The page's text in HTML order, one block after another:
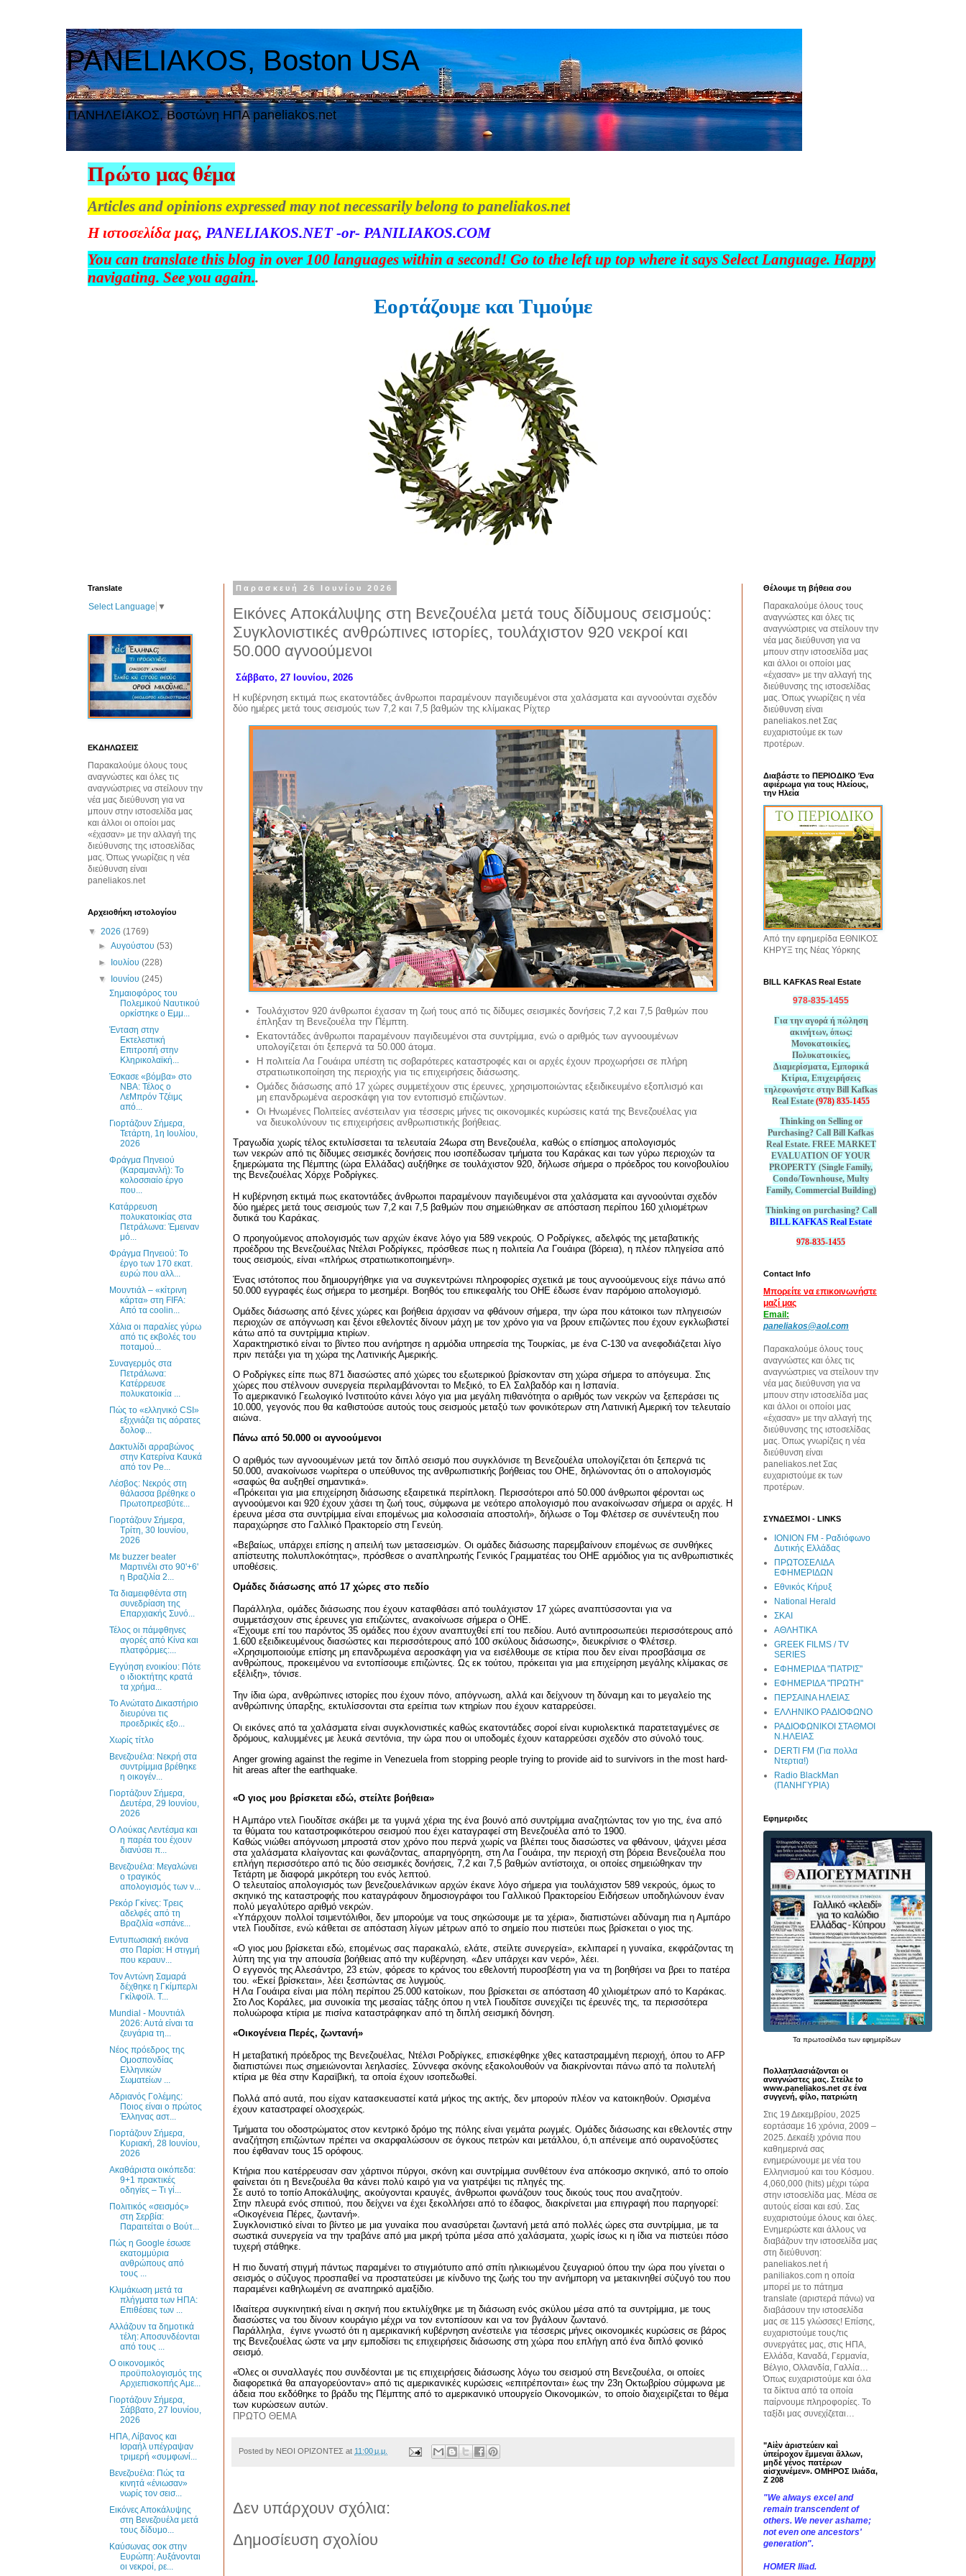
PANELIAKOS, Boston USA
ΠAΝΗΛΕΙΑΚΟΣ, Βοστώνη ΗΠΑ paneliakos.net
Πρώτο μας θέμα
Articles and opinions expressed may not necessarily belong to paneliakos.net
Η ιστοσελίδα μας, PANELIAKOS.NET -or- PANILIAKOS.COM
You can translate this blog in over 100 languages within a second! Go to the left up top where it says Select Language. Happy
navigating. See you again..
Εορτάζουμε και Tιμούμε
Παρασκευή 26 Ιουνίου 2026
Εικόνες Αποκάλυψης στη Βενεζουέλα μετά τους δίδυμους σεισμούς:
Συγκλονιστικές ανθρώπινες ιστορίες, τουλάχιστον 920 νεκροί και
50.000 αγνοούμενοι
Σάββατο, 27 Ιουνίου, 2026
Η κυβέρνηση εκτιμά πως εκατοντάδες άνθρωποι παραμένουν παγιδευμένοι στα χαλάσματα και αγνοούνται σχεδόν
δύο ημέρες μετά τους σεισμούς των 7,2 και 7,5 βαθμών της κλίμακας Ρίχτερ
Τουλάχιστον 920 άνθρωποι έχασαν τη ζωή τους από τις δίδυμες σεισμικές δονήσεις 7,2 και 7,5 βαθμών που
έπληξαν τη Βενεζουέλα την Πέμπτη.
Εκατοντάδες άνθρωποι παραμένουν παγιδευμένοι στα συντρίμμια, ενώ ο αριθμός των αγνοουμένων
υπολογίζεται ότι ξεπερνά τα 50.000 άτομα.
Η πολιτεία Λα Γουάιρα υπέστη τις σοβαρότερες καταστροφές και οι αρχές έχουν προχωρήσει σε πλήρη
στρατιωτικοποίηση της περιοχής για τις επιχειρήσεις διάσωσης.
Ομάδες διάσωσης από 17 χώρες συμμετέχουν στις έρευνες, χρησιμοποιώντας εξειδικευμένο εξοπλισμό και
μη επανδρωμένα αεροσκάφη για τον εντοπισμό επιζώντων.
Οι Ηνωμένες Πολιτείες ανέστειλαν για τέσσερις μήνες τις οικονομικές κυρώσεις κατά της Βενεζουέλας για
να διευκολύνουν τις επιχειρήσεις ανθρωπιστικής βοήθειας.
Τραγωδία χωρίς τέλος εκτυλίσσεται τα τελευταία 24ωρα στη Βενεζουέλα, καθώς ο επίσημος απολογισμός
των νεκρών από τις δίδυμες σεισμικές δονήσεις που ισοπέδωσαν τμήματα του Καράκας και των γύρω περιοχών τα
ξημερώματα της Πέμπτης (ώρα Ελλάδας) αυξήθηκε σε τουλάχιστον 920, δήλωσε σήμερα ο πρόεδρος του κοινοβουλίου
της Βενεζουέλας Χόρχε Ροδρίγκες.
Η κυβέρνηση εκτιμά πως εκατοντάδες άνθρωποι παραμένουν παγιδευμένοι στα χαλάσματα και αγνοούνται σχεδόν
δύο ημέρες μετά τους σεισμούς των 7,2 και 7,5 βαθμών που σημειώθηκαν σε απόσταση περίπου 160 χιλιομέτρων
δυτικά του Καράκας.
O προηγούμενος απολογισμός των αρχών έκανε λόγο για 589 νεκρούς. Ο Ροδρίγκες, αδελφός της μεταβατικής
προέδρου της Βενεζουέλας Ντέλσι Ροδρίγκες, πρόσθεσε πως η πολιτεία Λα Γουάιρα (βόρεια), η πλέον πληγείσα από
τους σεισμούς, είναι «πλήρως στρατιωτικοποιημένη».
Ένας ιστότοπος που δημιουργήθηκε για να συγκεντρώνει πληροφορίες σχετικά με τους αγνοούμενους είχε πάνω από
50.000 εγγραφές έως σήμερα το μεσημέρι. Βοηθός του επικεφαλής του ΟΗΕ έδωσε έναν παρόμοιο απολογισμό.
Ομάδες διάσωσης από ξένες χώρες και βοήθεια άρχισαν να φθάνουν σήμερα, την ώρα που κάτοικοι των πληγεισών
περιοχών σε απόγνωση και ξένοι εθελοντές δίνουν μάχη με τον χρόνο για να βρουν επιζώντες που έχουν εγκλωβιστεί
κάτω από τα συντρίμμια κτιρίων.
Χαρακτηριστικό είναι το βίντεο που ανήρτησε η αρμόδια υπηρεσία της Τουρκίας, με ένα C-130 να ανεφοδιάζεται λίγο
πριν πετάξει για τη χώρα της Λατινικής Αμερικής.
Ο Ροδρίγκες είπε πως 871 διασώστες από χώρες του εξωτερικού βρίσκονταν στη χώρα σήμερα το απόγευμα. Στις
χώρες που στέλνουν συνεργεία περιλαμβάνονται το Μεξικό, το Ελ Σαλβαδόρ και η Ισπανία.
Το αμερικανικό Γεωλογικό Ινστιτούτο κάνει λόγο για μια μεγάλη πιθανότητα ο αριθμός των νεκρών να ξεπεράσει τις
10.000, γεγονός που θα καθιστούσε αυτούς τους σεισμούς μεταξύ των φονικότερων στη Λατινική Αμερική τον τελευταίο
αιώνα.
Πάνω από 50.000 οι αγνοούμενοι
Ο αριθμός των αγνοουμένων μετά τον διπλό σεισμό που συγκλόνισε τη Βενεζουέλα υπολογίζεται ότι ξεπερνά τις
50.000, ανακοίνωσε νωρίτερα ο υπεύθυνος της ανθρωπιστικής βοήθειας του ΟΗΕ, δηλώνοντας ότι ο απολογισμός
«σαφώς θα αυξηθεί σημαντικά».
«Πρόκειται για μια επιχείρηση διάσωσης εξαιρετικά περίπλοκη. Περισσότεροι από 50.000 άνθρωποι φέρονται ως
αγνοούμενοι και 920 έχουν χάσει τη ζωή τους, σύμφωνα με νεότερο απολογισμό που ανακοίνωσαν σήμερα οι αρχές. Η
έρευνα μέσα στα συντρίμμια είναι επομένως μια κολοσσιαία αποστολή», δήλωσε ο Τομ Φλέτσερ σε συνέντευξη που
παραχώρησε στο Γαλλικό Πρακτορείο στη Γενεύη.
«Βεβαίως, υπάρχει επίσης η απειλή των μετασεισμών. Οι ομάδες διάσωσης παρεμβαίνουν επομένως σε συνθήκες
απίστευτης πολυπλοκότητας», πρόσθεσε ο αναπληρωτής Γενικός Γραμματέας του ΟΗΕ αρμόδιος για τις ανθρωπιστικές
υποθέσεις.
Ομάδες διάσωσης από 17 χώρες στο πεδίο
Παράλληλα, ομάδες διάσωσης που έχουν καταφθάσει από τουλάχιστον 17 χώρες αναπτύσσονται για να
συμμετάσχουν στις έρευνες για επιζώντες, ανακοίνωσε σήμερα ο ΟΗΕ.
«Έχουμε επί του παρόντος 35 ομάδες που έχουν αναπτυχθεί επί του πεδίου. Αυτό αντιπροσωπεύει περισσότερους από
1.600 εξειδικευμένους διασώστες και περισσότερους από 100 σκύλους διάσωσης», διευκρίνισε ο Φλέτσερ.
«Χρησιμοποιούμε επίσης μη επανδρωμένα αεροσκάφη για να εισέλθουμε σε κτίρια που δεν είναι προσβάσιμα σε
ανθρώπους, προκειμένου να εντοπίσουμε επιζώντες. Ως εκ τούτου, πρόκειται για μια επιχείρηση μεγάλης κλίμακας σε
εξέλιξη», τόνισε.
Την ίδια ώρα, ανθρώπινες ιστορίες που έχουν πόνο, απόγνωση, αλλά και δείχνουν τη δύναμη και το μεγαλείο της
ανθρώπινης ύπαρξης, εκτυλίσσονται στα ερείπια των κτηρίων που έχουν καταρρεύσει.
Οι εικόνες από τα χαλάσματα είναι συγκλονιστικές καθώς εκατοντάδες σοροί είναι κυριολεκτικά παρατεταγμένες σε
δρόμους, καλυμμένες με λευκά σεντόνια, την ώρα που οι υποδομές έχουν καταρρεύσει σχεδόν στο σύνολό τους.
Anger growing against the regime in Venezuela from stopping people trying to provide aid to survivors in the most hard-
hit areas after the earthquake.
«Ο γιος μου βρίσκεται εδώ, στείλτε βοήθεια»
Η Αμπάρο ντελ Γιουδίτσε σκάβει με τα γυμνά χέρια της ένα βουνό από συντρίμμια αναζητώντας τον γιο της, ένα από
τα θύματα του καταστροφικότερου σεισμού που έχει καταγραφεί στη Βενεζουέλα από το 1900.
Καθώς νιώθει απόγνωση μπροστά στον χρόνο που περνά χωρίς να βλέπει τους διασώστες να φθάνουν, ψάχνει μέσα
στα χαλάσματα κλαίγοντας και φωνάζοντας, απαρηγόρητη, στη Λα Γουάιρα, την περιοχή στη βόρεια Βενεζουέλα που
επλήγη περισσότερο από τις δύο σεισμικές δονήσεις, 7,2 και 7,5 βαθμών αντίστοιχα, οι οποίες σημειώθηκαν την
Τετάρτη με διαφορά μικρότερη του ενός λεπτού.
Ο τελευταίος απολογισμός των βενεζουελάνικων αρχών έκανε λόγο σήμερα για τουλάχιστον 589 νεκρούς, όμως το
σκηνικό της καταστροφής που καταγράφουν δημοσιογράφοι του Γαλλικού Πρακτορείου Ειδήσεων υποδηλώνουν έναν
πολύ μεγαλύτερο αριθμό νεκρών.
«Υπάρχουν πολλoί τσιμεντόλιθοι, δεν μπορούμε να τους σηκώσουμε με τα χέρια», διαπιστώνει αδύναμη πια η Αμπάρο
ντελ Γιουδίτσε, ενώ κάθεται σε απόσταση λίγων μέτρων από το σημείο που πιστεύει πως βρίσκεται ο γιος της.
«Ο γιος μου βρίσκεται εδώ, επομένως σας παρακαλώ, ελάτε, στείλτε συνεργεία», εκλιπαρεί η γυναίκα, εκφράζοντας τη
λύπη της για την απουσία βοήθειας από την κυβέρνηση. «Δεν υπάρχει καν νερό», λέει.
Ο εγγονός της Αλεσάντρο, 23 ετών, φόρεσε το κράνος του εθελοντή πυροσβέστη για να τη βοηθήσει να βρει το πατέρα
του. «Εκεί βρίσκεται», λέει ξεσπώντας σε λυγμούς.
Η Λα Γουάιρα είναι μια πόλη περίπου 25.000 κατοίκων, που βρίσκεται σε απόσταση 40 χιλιομέτρων από το Καράκας.
Στο Λος Κοράλες, μια συνοικία της μεσαίας τάξης όπου η ντελ Γιουδίτσε συνεχίζει τις έρευνές της, τα περισσότερα
πολυώροφα κτίρια με πισίνα καταστράφηκαν από τη διπλή σεισμική δόνηση.
«Οικογένεια Περές, ζωντανή»
Η μεταβατική πρόεδρος της Βενεζουέλας, Ντέλσι Ροδρίγκες, επισκέφθηκε χθες καταστραμμένη περιοχή, όπου το AFP
διαπιστώνει πως σημειώνονται λεηλασίες. Σύννεφα σκόνης εξακολουθούν να διακρίνονται πάνω από τα πολυτελή
κτίρια με θέα στην Καραϊβική, τα οποία έχουν ισοπεδωθεί.
Πολλά από αυτά, που είχαν κατασκευαστεί κατά μήκος της ακτής, δεν μπορούν πλέον να κατοικηθούν. Ορισμένα
έχουν καταστραφεί ολοσχερώς.
Τμήματα του οδοστρώματος στον κεντρικό δρόμο της πόλης είναι γεμάτα ρωγμές. Ομάδες διάσωσης και εθελοντές στην
αναζήτηση επιζώντων πρέπει να σκαρφαλώσουν σε όγκους πετρών και μετάλλου, ό,τι απένειμε από ουρανοξύστες
που έφθαναν τους 15 ορόφους.
Κτήρια που κατέρρευσαν σαν χάρτινοι πύργοι, σκόνη και συντρίμμια συνθέτουν ένα απόκοσμο σκηνικό, από το οποίο
φαίνεται ότι η Βενεζουέλα θα κάνει πολύ καιρό για να γιατρέψει τις πληγές της.
Σε αυτό το τοπίο Αποκάλυψης, ακούγονται κραυγές, άνθρωποι φωνάζουν τους δικούς τους που αναζητούν.
Στην πλευρά ενός σπιτιού, που δείχνει να έχει ξεκολλήσει από το έδαφος, διακρίνεται μια επιγραφή που παρηγορεί:
«Οικογένεια Πέρες, ζωντανή».
Συγκλονιστικό είναι το βίντεο με μια γυναίκα που ανασύρεται ζωντανή μετά από πολλές ώρες στα συντρίμμια, με τα
σωστικά συνεργεία να την τραβάνε από μια μικρή τρύπα μέσα από χαλάσματα, χωρίς ίσως κι η ίδια να πιστεύει πόσο
τυχερή στάθηκε.
Η πιο δυνατή στιγμή πάντως παραμένει το στιγμιότυπο από σπίτι ηλικιωμένου ζευγαριού όπου την ώρα που γίνεται ο
σεισμός ο σύζυγος προσπαθεί να προστατεύσει με κίνδυνο της ζωής του την ανήμπορη να μετακινηθεί σύζυγό του που
παραμένει καθηλωμένη σε αναπηρικό αμαξίδιο.
Ιδιαίτερα συγκινητική είναι η σκηνή που εκτυλίχθηκε με τη διάσωση ενός σκύλου μέσα από τα συντρίμμια, με τους
διασώστες να του δίνουν κουράγιο μέχρι να τον εντοπίσουν και να τον βγάλουν ζωντανό.
Παράλληλα,
έγινε γνωστό ότι η αμερικανική κυβέρνηση ανέστειλε για τέσσερις μήνες οικονομικές κυρώσεις σε βάρος
της Βενεζουέλας ώστε να μην εμποδίσει τις επιχειρήσεις διάσωσης στη χώρα που επλήγη από ένα διπλό φονικό
σεισμό.
«Όλες οι συναλλαγές που συνδέονται με τις επιχειρήσεις διάσωσης λόγω του σεισμού στη Βενεζουέλα, οι οποίες
διαφορετικά θα απαγορεύονταν» από τις αμερικανικές κυρώσεις «επιτρέπονται» έως την 23η Οκτωβρίου σύμφωνα με
άδεια που εκδόθηκε το βράδυ της Πέμπτης από το αμερικανικό υπουργείο Οικονομικών, το οποίο διαχειρίζεται το θέμα
των κυρώσεων αυτών.
ΠΡΩΤΟ ΘΕΜΑ
Posted by ΝΕΟΙ ΟΡΙΖΟΝΤΕΣ at 11:00 μ.μ.
Δεν υπάρχουν σχόλια:
Δημοσίευση σχολίου
Translate
Select Language ▼
ΕΚΔΗΛΩΣΕΙΣ
Παρακαλούμε όλους τους
αναγνώστες και όλες τις
αναγνώστριες να στείλουν την
νέα μας διεύθυνση για να
μπουν στην ιστοσελίδα μας
και άλλοι οι οποίοι μας
«έχασαν» με την αλλαγή της
διεύθυνσης της ιστοσελίδας
μας. Όπως γνωρίζεις η νέα
διεύθυνση είναι
paneliakos.net
Αρχειοθήκη ιστολογίου
▼ 2026 (1769)
►Αυγούστου(53)
► Ιουλίου(228)
▼ Ιουνίου(245)
Σημαιοφόρος του
Πολεμικού Ναυτικού
ορκίστηκε ο Εμμ...
Ένταση στην
Εκτελεστική
Επιτροπή στην
Κληρικολαϊκή...
Έσκασε «βόμβα» στο
NBA: Τέλος ο
ΛεΜπρόν Τζέιμς
από...
Γιορτάζουν Σήμερα,
Τετάρτη, 1η Ιουλίου,
2026
Φράγμα Πηνειού
(Καραμανλή): Το
κολοσσιαίο έργο
που...
Κατάρρευση
πολυκατοικίας στα
Πετράλωνα: Έμειναν
μό...
Φράγμα Πηνειού: Το
έργο των 170 εκατ.
ευρώ που αλλ...
Μουντιάλ – «κίτρινη
κάρτα» στη FIFA:
Από τα coolin...
Χάλια οι παραλίες γύρω
από τις εκβολές του
ποταμού...
Συναγερμός στα
Πετράλωνα:
Κατέρρευσε
πολυκατοικία ...
Πώς το «ελληνικό CSI»
εξιχνιάζει τις αόρατες
δολοφ...
Δακτυλίδι αρραβώνος
στην Κατερίνα Καυκά
από τον Pe...
Λέσβος: Νεκρός στη
θάλασσα βρέθηκε ο
Πρωτοπρεσβύτε...
Γιορτάζουν Σήμερα,
Τρίτη, 30 Ιουνίου,
2026
Με buzzer beater
Μαρτινέλι στο 90'+6'
η Βραζιλία 2...
Τα διαμειφθέντα στη
συνεδρίαση της
Επαρχιακής Συνό...
Τέλος οι πάμφθηνες
αγορές από Κίνα και
πλατφόρμες:...
Εγγύηση ενοικίου: Πότε
ο ιδιοκτήτης κρατά
τα χρήμα...
Το Ανώτατο Δικαστήριο
διευρύνει τις
προεδρικές εξο...
Χωρίς τίτλο
Βενεζουέλα: Νεκρή στα
συντρίμμια βρέθηκε
η οικογέν...
Γιορτάζουν Σήμερα,
Δευτέρα, 29 Ιουνίου,
2026
Ο Λούκας Λεντέσμα και
η παρέα του έχουν
διανύσει π...
Βενεζουέλα: Μεγαλώνει
ο τραγικός
απολογισμός των ν...
Ρεκόρ Γκίνες: Τρεις
αδελφές από τη
Βραζιλία «σπάνε...
Εντυπωσιακή εικόνα
στο Παρίσι: Η στιγμή
που κεραυν...
Τον Αντώνη Σαμαρά
δέχθηκε η Γκίμπερλι
Γκίλφοϊλ. Τ...
Mundial - Μουντιάλ
2026: Αυτά είναι τα
ζευγάρια τη...
Νέος πρόεδρος της
Ομοσπονδίας
Ελληνικών
Σωματείων ...
Αδριανός Γολέμης:
Ποιος είναι ο πρώτος
Έλληνας αστ...
Γιορτάζουν Σήμερα,
Κυριακή, 28 Ιουνίου,
2026
Ακαθάριστα οικόπεδα:
9+1 πρακτικές
οδηγίες – Τι γί...
Πολιτικός «σεισμός»
στη Σερβία:
Παραιτείται ο Βούτ...
Πώς η Google έσωσε
εκατομμύρια
ανθρώπους από
τους ...
Κλιμάκωση μετά τα
πλήγματα των ΗΠΑ:
Επιθέσεις των ...
Aλλάζουν τα δημοτικά
τέλη: Αποσυνδέονται
από τους ...
Ο οικονομικός
προϋπολογισμός της
Αρχιεπισκοπής Αμε...
Γιορτάζουν Σήμερα,
Σάββατο, 27 Ιουνίου,
2026
ΗΠΑ, Λίβανος και
Ισραήλ υπέγραψαν
τριμερή «συμφωνί...
Βενεζουέλα: Πώς τα
κινητά «ένιωσαν»
νωρίς τον σεισ...
Εικόνες Αποκάλυψης
στη Βενεζουέλα μετά
τους δίδυμο...
Καύσωνας σοκ στην
Ευρώπη: Αυξάνονται
οι νεκροί, ρε...
Θέλουμε τη βήθεια σου
Παρακαλούμε όλους τους
αναγνώστες και όλες τις
αναγνώστριες να στείλουν την
νέα μας διεύθυνση για να
μπουν στην ιστοσελίδα μας
και άλλοι οι οποίοι μας
«έχασαν» με την αλλαγή της
διεύθυνσης της ιστοσελίδας
μας. Όπως γνωρίζεις η νέα
διεύθυνση είναι
paneliakos.net Σας
ευχαριστούμε εκ των
προτέρων.
Διαβάστε το ΠΕΡΙΟΔΙΚΟ Ένα
αφιέρωμα για τους Ηλείους,
την Ηλεία
Από την εφημερίδα ΕΘΝΙΚΟΣ
ΚΗΡΥΞ της Νέας Υόρκης
BILL KAFKAS Real Estate
978-835-1455
Για την αγορά ή πώληση
ακινήτων, όπως:
Μονοκατοικίες,
Πολυκατοικίες,
Διαμερίσματα, Εμπορικά
Κτίρια, Επιχειρήσεις
τηλεφωνήστε στην Bill Kafkas
Real Estate (978) 835-1455
Thinking on Selling or
Purchasing? Call Bill Kafkas
Real Estate. FREE MARKET
EVALUATION OF YOUR
PROPERTY (Single Family,
Condo/Townhouse, Multy
Family, Commercial Building)
Thinking on purchasing? Call
BILL KAFKAS Real Estate
978-835-1455
Contact Info
Μπορείτε να επικοινωνήστε
μαζί μας
Email:
paneliakos@aol.com
Παρακαλούμε όλους τους
αναγνώστες και όλες τις
αναγνώστριες να στείλουν την
νέα μας διεύθυνση για να
μπουν στην ιστοσελίδα μας
και άλλοι οι οποίοι μας
«έχασαν» με την αλλαγή της
διεύθυνσης της ιστοσελίδας
μας. Όπως γνωρίζεις η νέα
διεύθυνση είναι
paneliakos.net Σας
ευχαριστούμε εκ των
προτέρων.
ΣΥΝΔΕΣΜΟΙ - LINKS
IONION FM - Ραδιόφωνο
Δυτικής Ελλάδας
ΠΡΩΤΟΣΕΛΙΔΑ
ΕΦΗΜΕΡΙΔΩΝ
Εθνικός Κήρυξ
National Herald
ΣΚΑΙ
ΑΘΛΗΤΙΚΑ
GREEK FILMS / TV
SERIES
ΕΦΗΜΕΡΙΔΑ "ΠΑΤΡΙΣ"
ΕΦΗΜΕΡΙΔΑ "ΠΡΩΤΗ"
ΠΕΡΣΑΙΝΑ ΗΛΕΙΑΣ
ΕΛΛΗΝΙΚΟ ΡΑΔΙΟΦΩΝΟ
ΡΑΔΙΟΦΩΝΙΚΟΙ ΣΤΑΘΜΟΙ
Ν.ΗΛΕΙΑΣ
DERTI FM (Για πολλα
Ντερτια!)
Radio BlackMan
(ΠΑΝΗΓΥΡΙΑ)
Εφημεριδες
Τα πρωτοσέλιδα των εφημερίδων
Πολλαπλασιάζονται οι
αναγνώστες μας. Στείλε to
www.paneliakos.net σε ένα
συγγενή, φίλο, πατριώτη
Στις 19 Δεκεμβρίου, 2025
εορτάσαμε 16 χρόνια, 2009 –
2025. Δεκαέξι χρόνια που
καθημερινά σας
ενημερώνουμε με νέα του
Ελληνισμού και του Κόσμου.
4,060,000 (hits) μέχρι τώρα
στην ιστοσελίδα μας. Μέσα σε
αυτούς είσαι και εσύ. Σας
ευχαριστούμε όλους και όλες.
Ενημερώστε και άλλους να
διαβάζουν την ιστοσελίδα μας
στη διεύθυνση:
paneliakos.net ή
paniliakos.com η οποία
μπορεί με το πάτημα
translate (αριστερά πάνω) να
διαβάσουν την ιστοσελίδα
μας σε 115 γλώσσες! Επίσης,
ευχαριστούμε τους/τις
συνεργάτες μας, στις ΗΠΑ,
Ελλάδα, Καναδά, Γερμανία,
Βέλγιο, Ολλανδία, Γαλλία…
Όπως ευχαριστούμε και όλα
τα δίκτυα από τα οποία
παίρνουμε πληροφορίες. Το
ταξίδι μας συνεχίζεται…
"Αἰὲν ἀριστεύειν καὶ
ὑπείροχον ἔμμεναι ἄλλων,
μηδὲ γένος πατέρων
αἰσχυνέμεν». ΟΜΗΡΟΣ Ιλιάδα,
Ζ 208
"We always excel and
remain transcendent of
others. We never ashame;
not even one ancestors'
generation".
HOMER Iliad.